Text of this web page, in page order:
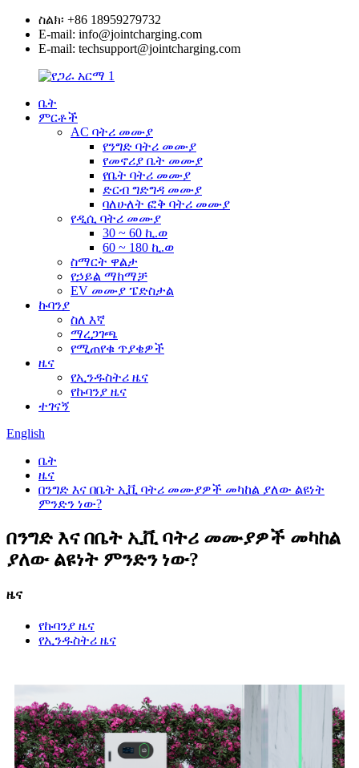
ስልክ፡ +86 18959279732
E-mail: info@jointcharging.com
E-mail: techsupport@jointcharging.com
ቤት
ምርቶች
AC ባትሪ መሙያ
የንግድ ባትሪ መሙያ
የመኖሪያ ቤት መሙያ
የቤት ባትሪ መሙያ
ድርብ ግድግዳ መሙያ
ባለሁለት ፎቅ ባትሪ መሙያ
የዲሲ ባትሪ መሙያ
30 ~ 60 ኪ.ወ
60 ~ 180 ኪ.ወ
ስማርት ዋልታ
የኃይል ማከማቻ
EV መሙያ ፔድስታል
ኩባንያ
ስለ እኛ
ማረጋገጫ
የሚጠየቁ ጥያቄዎች
ዜና
የኢንዱስትሪ ዜና
የኩባንያ ዜና
ተገናኝ
English
ቤት
ዜና
በንግድ እና በቤት ኢቪ ባትሪ መሙያዎች መካከል ያለው ልዩነት
ምንድን ነው?
በንግድ እና በቤት ኢቪ ባትሪ መሙያዎች መካከል
ያለው ልዩነት ምንድን ነው?
ዜና
የኩባንያ ዜና
የኢንዱስትሪ ዜና